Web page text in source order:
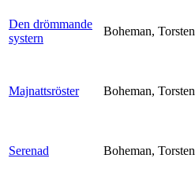
Den drömmande
systern
Boheman, Torsten
Majnattsröster Boheman, Torsten
Serenad Boheman, Torsten